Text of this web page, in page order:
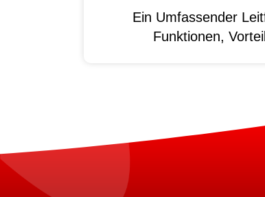
Ein Umfassender
Funktionen,